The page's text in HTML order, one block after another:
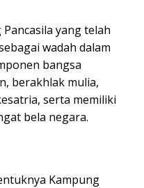
yang telah
wadah dalam
bangsa
berakhlak mulia,
serta memiliki
bela negara.
Kampung